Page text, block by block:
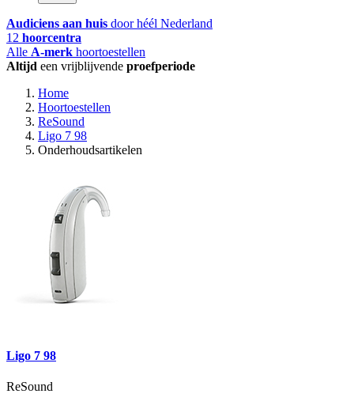
Audiciens aan huis door héél Nederland
12 hoorcentra
Alle A-merk hoortoestellen
Altijd een vrijblijvende proefperiode
Home
Hoortoestellen
ReSound
Ligo 7 98
Onderhoudsartikelen
Ligo 7 98
ReSound